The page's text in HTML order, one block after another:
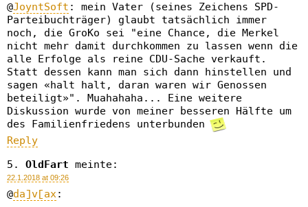
@JoyntSoft : mein Vater (seines Zeichens SPD-
Parteibuchträger) glaubt tatsächlich immer
noch, die GroKo sei "eine Chance, die Merkel
nicht mehr damit durchkommen zu lassen wenn die
alle Erfolge als reine CDU-Sache verkauft.
Statt dessen kann man sich dann hinstellen und
sagen «halt halt, daran waren wir Genossen
beteiligt»". Muahahaha... Eine weitere
Diskussion wurde von meiner besseren Hälfte um
des Familienfriedens unterbunden
Reply
OldFart meinte:
22.1.2018 at 09:26
@da]v[ax: